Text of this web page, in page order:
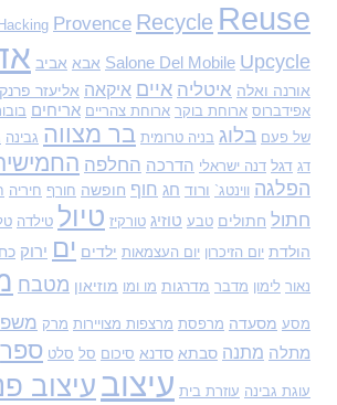
:
Provence Recycle Reuse
Salone Del Mobile Upcycle אבא אביב
אורנה ואלה איטליה איים איקאה אליעזר
אפידברוס ארוחת בוקר ארוחת צהריים אריחים
של פעם בלוג בניה טרומית בר מצווה גבינה
דג דגל דנה ישראלי הדרכה החלפה
הפלגה ווינטג` ורוד חג חוף חופשה חורף חיריה
חתול חתולים טבע טוזיג טורקיז טיול טילדה
הולדת יום הזיכרון יום העצמאות ילדים ים ירוק
נאור לימון מדבר מדרגות מו ומו מוזיאון מטבח
מסע מסעדה מרפסת מרצפות מצויירות מרק
מתלה מתנה סבתא סדנא סיכום סל סלט ספר
עוגת גבינה עוזרת בית עיצובעיצוב